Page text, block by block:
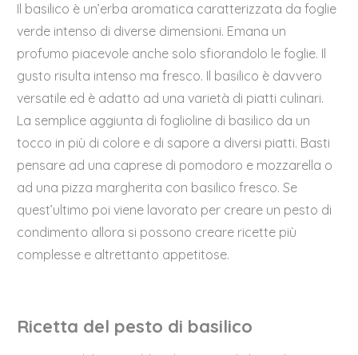
Il basilico è un’erba aromatica caratterizzata da foglie
verde intenso di diverse dimensioni. Emana un
profumo piacevole anche solo sfiorandolo le foglie. Il
gusto risulta intenso ma fresco. Il basilico è davvero
versatile ed è adatto ad una varietà di piatti culinari.
La semplice aggiunta di foglioline di basilico da un
tocco in più di colore e di sapore a diversi piatti. Basti
pensare ad una caprese di pomodoro e mozzarella o
ad una pizza margherita con basilico fresco. Se
quest’ultimo poi viene lavorato per creare un pesto di
condimento allora si possono creare ricette più
complesse e altrettanto appetitose.
Ricetta del pesto di basilico